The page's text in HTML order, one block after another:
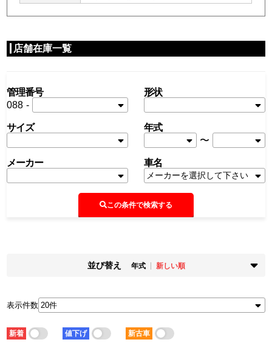
店舗在庫一覧
管理番号
088 -
形状
サイズ
年式
〜
メーカー 車名
この条件で検索する
並び替え 年式
新しい順
新着順
古い順
新しい順
古い順
走行距離
少ない順
多い順
安い順
積載量
車検残
表示件数
新着 値下げ 新古車